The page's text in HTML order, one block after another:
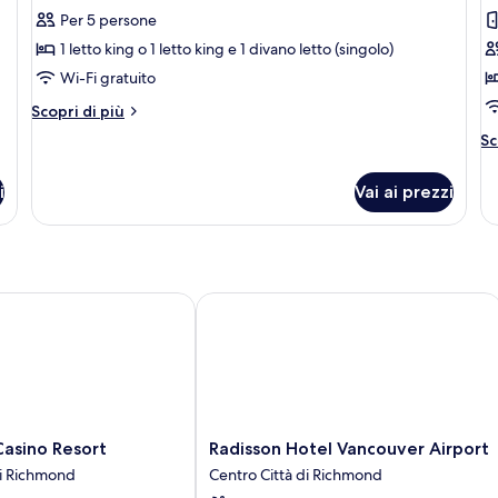
le
foto
per
Fairmont
Per 5 persone
1 letto king o 1 letto king e 1 divano letto (singolo)
Wi-Fi gratuito
Scopri di più
Altri
Suite
Signature
Vai ai prezzi
le
Resort
Richmond
Resort
Radisson
Hotel
Vancouver
Radisson Hotel Vancouver Airport
Centro Città di Richmond
Radisson Hotel Vancouver Airport